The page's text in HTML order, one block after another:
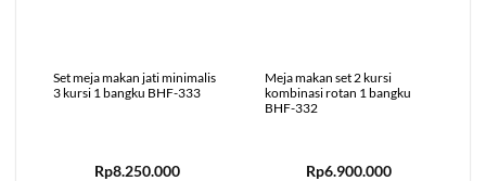
Set meja makan jati minimalis
3 kursi 1 bangku BHF-333
Rp8.250.000
Meja makan set 2 kursi
kombinasi rotan 1 bangku
BHF-332
Rp6.900.000